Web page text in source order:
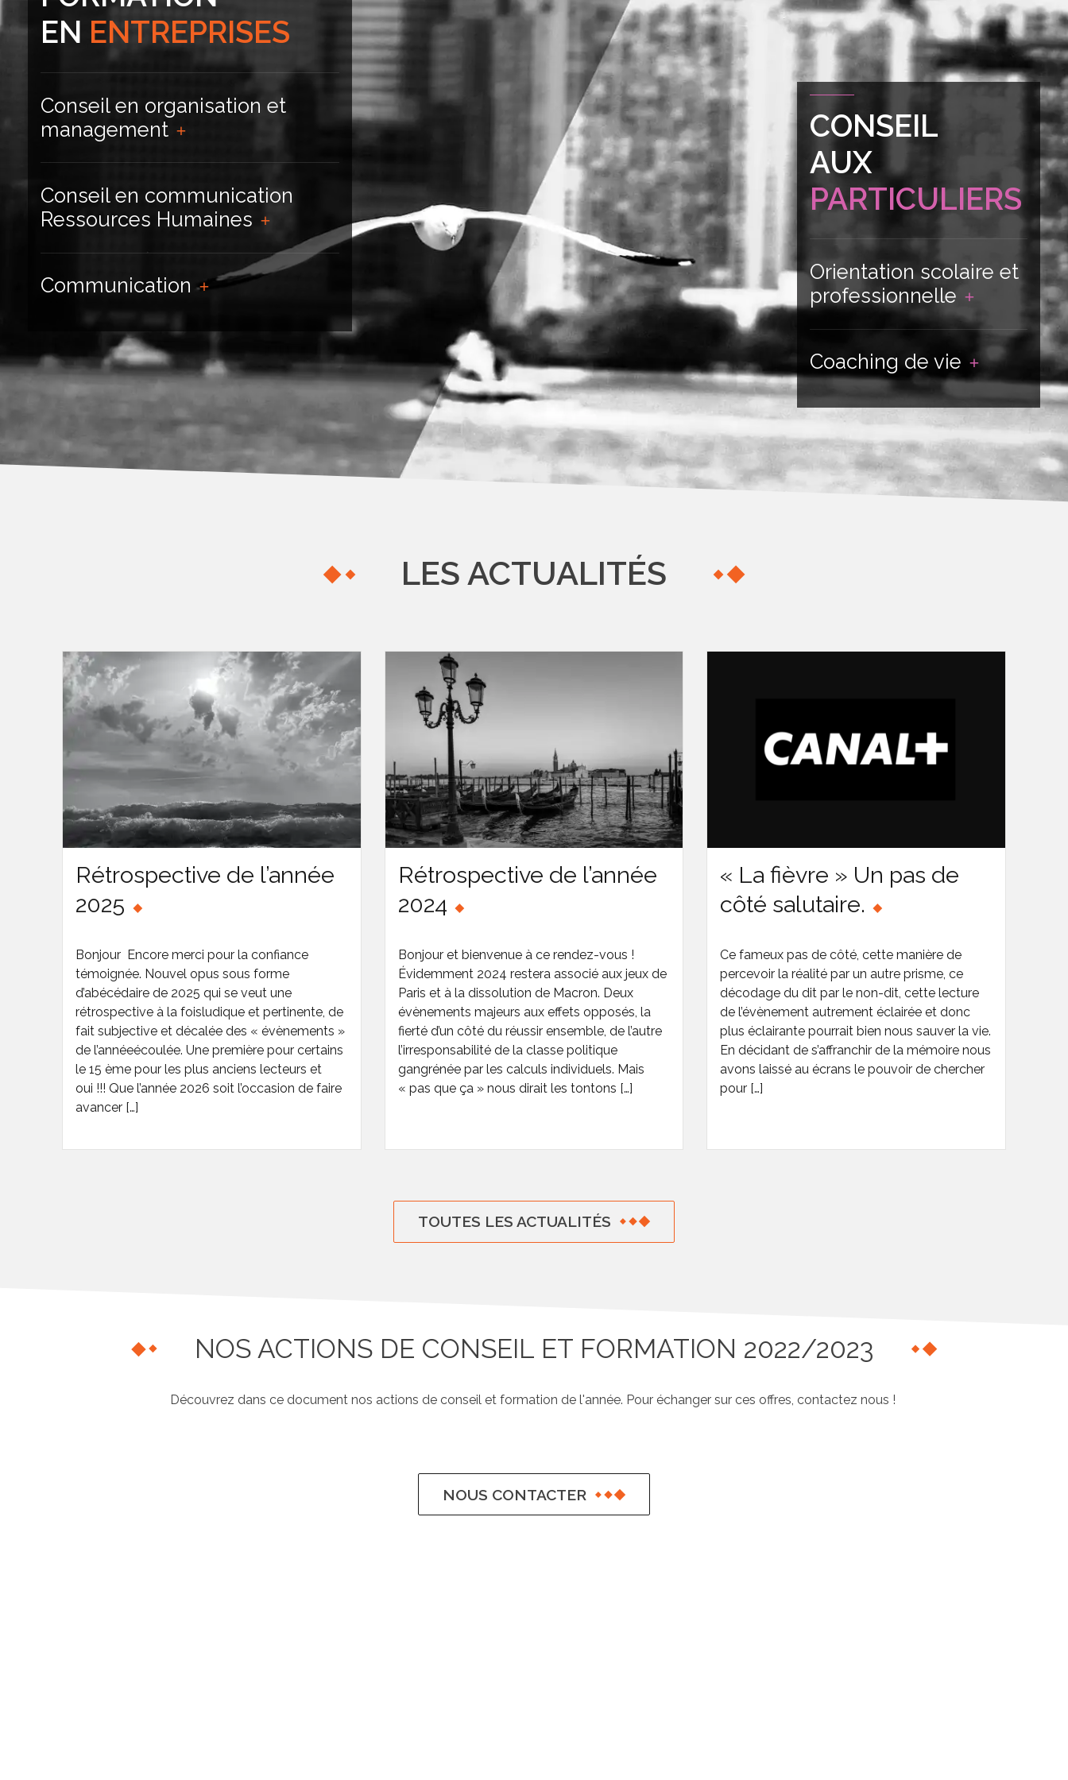
EN ENTREPRISES
Conseil en organisation et
management
Conseil en communication
Ressources Humaines
Communication
CONSEIL
AUX
PARTICULIERS
Orientation scolaire et
professionnelle
Coaching de vie
LES ACTUALITÉS
Rétrospective de l’année
2025
Bonjour Encore merci pour la confiance
témoignée. Nouvel opus sous forme
d’abécédaire de 2025 qui se veut une
rétrospective à la foisludique et pertinente, de
fait subjective et décalée des « évènements »
de l’annéeécoulée. Une première pour certains
le 15 ème pour les plus anciens lecteurs et
oui !!! Que l’année 2026 soit l’occasion de faire
avancer […]
Rétrospective de l’année
2024
Bonjour et bienvenue à ce rendez-vous !
Évidemment 2024 restera associé aux jeux de
Paris et à la dissolution de Macron. Deux
évènements majeurs aux effets opposés, la
fierté d’un côté du réussir ensemble, de l’autre
l’irresponsabilité de la classe politique
gangrénée par les calculs individuels. Mais
« pas que ça » nous dirait les tontons […]
« La fièvre » Un pas de
côté salutaire.
Ce fameux pas de côté, cette manière de
percevoir la réalité par un autre prisme, ce
décodage du dit par le non-dit, cette lecture
de l’évènement autrement éclairée et donc
plus éclairante pourrait bien nous sauver la vie.
En décidant de s’affranchir de la mémoire nous
avons laissé au écrans le pouvoir de chercher
pour […]
TOUTES LES ACTUALITÉS
NOS ACTIONS DE CONSEIL ET FORMATION 2022/2023
Découvrez dans ce document nos actions de conseil et formation de l'année. Pour échanger sur ces offres, contactez nous !
NOUS CONTACTER